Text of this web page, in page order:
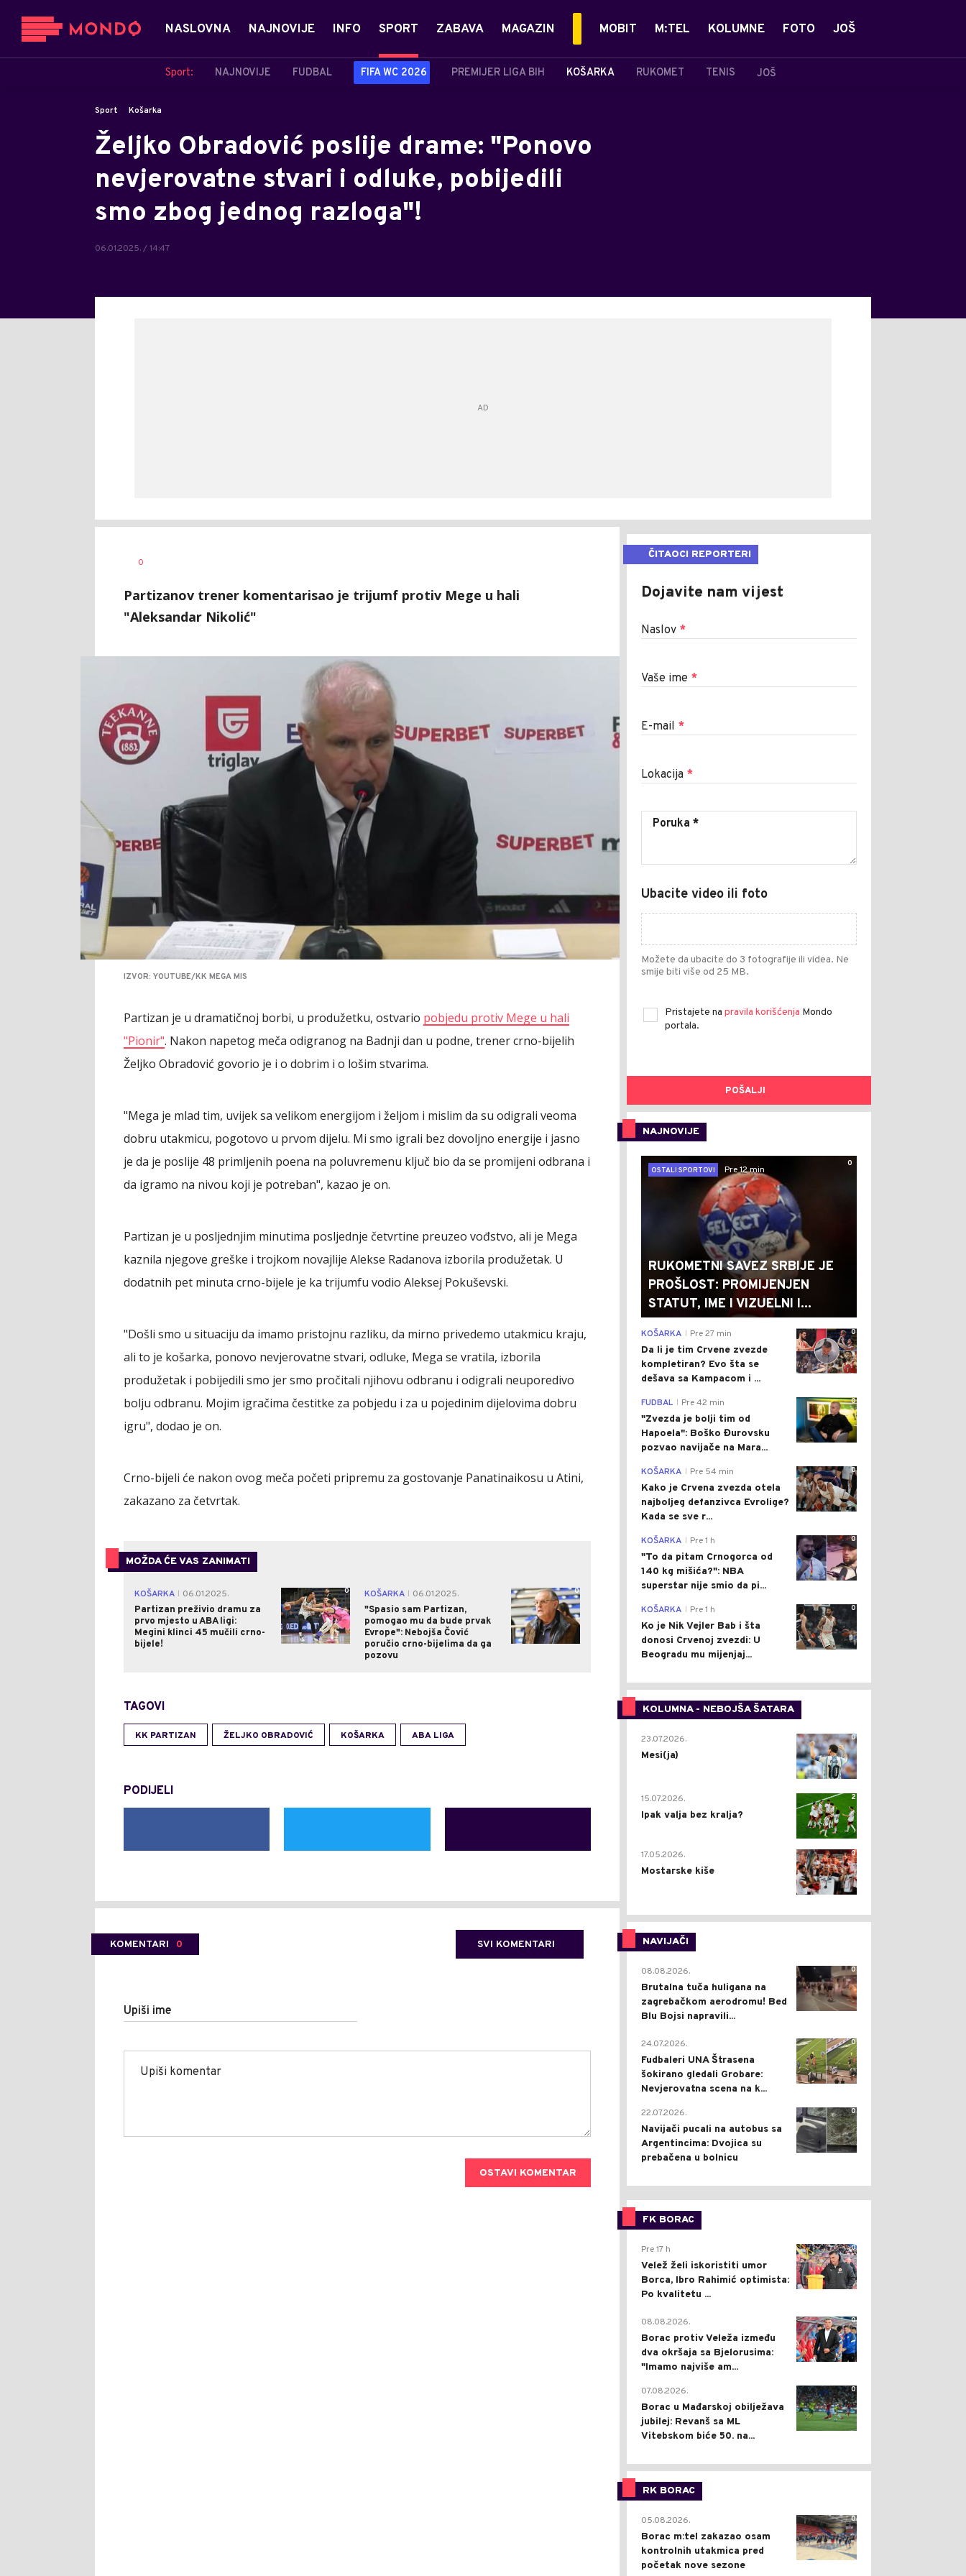
NASLOVNA NAJNOVIJE INFO SPORT
Sport: NAJNOVIJE FUDBAL FIFA WC 2026 PREMIJER LIGA BIH KOŠARKA RUKOMET TENIS JOŠ
ZABAVA MAGAZIN MOBIT M:TEL KOLUMNE FOTO JOŠ
Sport Košarka
Željko Obradović poslije drame: "Ponovo
nevjerovatne stvari i odluke, pobijedili
smo zbog jednog razloga"!
06.01.2025. / 14:47
0
Partizanov trener komentarisao je trijumf protiv Mege u hali
"Aleksandar Nikolić"
IZVOR: YOUTUBE/KK MEGA MIS
Partizan je u dramatičnoj borbi, u produžetku, ostvario pobjedu protiv Mege u hali
"Pionir". Nakon napetog meča odigranog na Badnji dan u podne, trener crno-bijelih
Željko Obradović govorio je i o dobrim i o lošim stvarima.
"Mega je mlad tim, uvijek sa velikom energijom i željom i mislim da su odigrali veoma
dobru utakmicu, pogotovo u prvom dijelu. Mi smo igrali bez dovoljno energije i jasno
je da je poslije 48 primljenih poena na poluvremenu ključ bio da se promijeni odbrana i
da igramo na nivou koji je potreban", kazao je on.
Partizan je u posljednjim minutima posljednje četvrtine preuzeo vođstvo, ali je Mega
kaznila njegove greške i trojkom novajlije Alekse Radanova izborila produžetak. U
dodatnih pet minuta crno-bijele je ka trijumfu vodio Aleksej Pokuševski.
"Došli smo u situaciju da imamo pristojnu razliku, da mirno privedemo utakmicu kraju,
ali to je košarka, ponovo nevjerovatne stvari, odluke, Mega se vratila, izborila
produžetak i pobijedili smo jer smo pročitali njihovu odbranu i odigrali neuporedivo
bolju odbranu. Mojim igračima čestitke za pobjedu i za u pojedinim dijelovima dobru
igru", dodao je on.
Crno-bijeli će nakon ovog meča početi pripremu za gostovanje Panatinaikosu u Atini,
zakazano za četvrtak.
MOŽDA ĆE VAS ZANIMATI
KOŠARKA
06.01.2025.
Partizan preživio dramu za
prvo mjesto u ABA ligi:
Megini klinci 45 mučili crno-
bijele!
0 KOŠARKA
06.01.2025.
"Spasio sam Partizan,
pomogao mu da bude prvak
Evrope": Nebojša Čović
poručio crno-bijelima da ga
pozovu
0
TAGOVI
KK PARTIZAN ŽELJKO OBRADOVIĆ KOŠARKA ABA LIGA
PODIJELI
KOMENTARI 0 SVI KOMENTARI
Upiši ime
OSTAVI KOMENTAR
ČITAOCI REPORTERI
Dojavite nam vijest
Naslov *
Vaše ime *
E-mail *
Lokacija *
Ubacite video ili foto
Možete da ubacite do 3 fotografije ili videa. Ne
smije biti više od 25 MB.
Pristajete na pravila korišćenja Mondo
portala.
POŠALJI
NAJNOVIJE
0
OSTALI SPORTOVI
Pre 12 min
RUKOMETNI SAVEZ SRBIJE JE
PROŠLOST: PROMIJENJEN
STATUT, IME I VIZUELNI I...
0
KOŠARKA Pre 27 min
Da li je tim Crvene zvezde
kompletiran? Evo šta se
dešava sa Kampacom i ...
0
FUDBAL Pre 42 min
"Zvezda je bolji tim od
Hapoela": Boško Đurovsku
pozvao navijače na Mara...
0
KOŠARKA Pre 54 min
Kako je Crvena zvezda otela
najboljeg defanzivca Evrolige?
Kada se sve r...
0
KOŠARKA Pre 1 h
"To da pitam Crnogorca od
140 kg mišića?": NBA
superstar nije smio da pi...
0
KOŠARKA Pre 1 h
Ko je Nik Vejler Bab i šta
donosi Crvenoj zvezdi: U
Beogradu mu mijenjaj...
KOLUMNA - NEBOJŠA ŠATARA
0
23.07.2026.
Mesi(ja)
2
15.07.2026.
Ipak valja bez kralja?
0
17.05.2026.
Mostarske kiše
NAVIJAČI
0
08.08.2026.
Brutalna tuča huligana na
zagrebačkom aerodromu! Bed
Blu Bojsi napravili...
0
24.07.2026.
Fudbaleri UNA Štrasena
šokirano gledali Grobare:
Nevjerovatna scena na k...
0
22.07.2026.
Navijači pucali na autobus sa
Argentincima: Dvojica su
prebačena u bolnicu
FK BORAC
0
Pre 17 h
Velež želi iskoristiti umor
Borca, Ibro Rahimić optimista:
Po kvalitetu ...
0
08.08.2026.
Borac protiv Veleža između
dva okršaja sa Bjelorusima:
"Imamo najviše am...
0
07.08.2026.
Borac u Mađarskoj obilježava
jubilej: Revanš sa ML
Vitebskom biće 50. na...
RK BORAC
0
05.08.2026.
Borac m:tel zakazao osam
kontrolnih utakmica pred
početak nove sezone